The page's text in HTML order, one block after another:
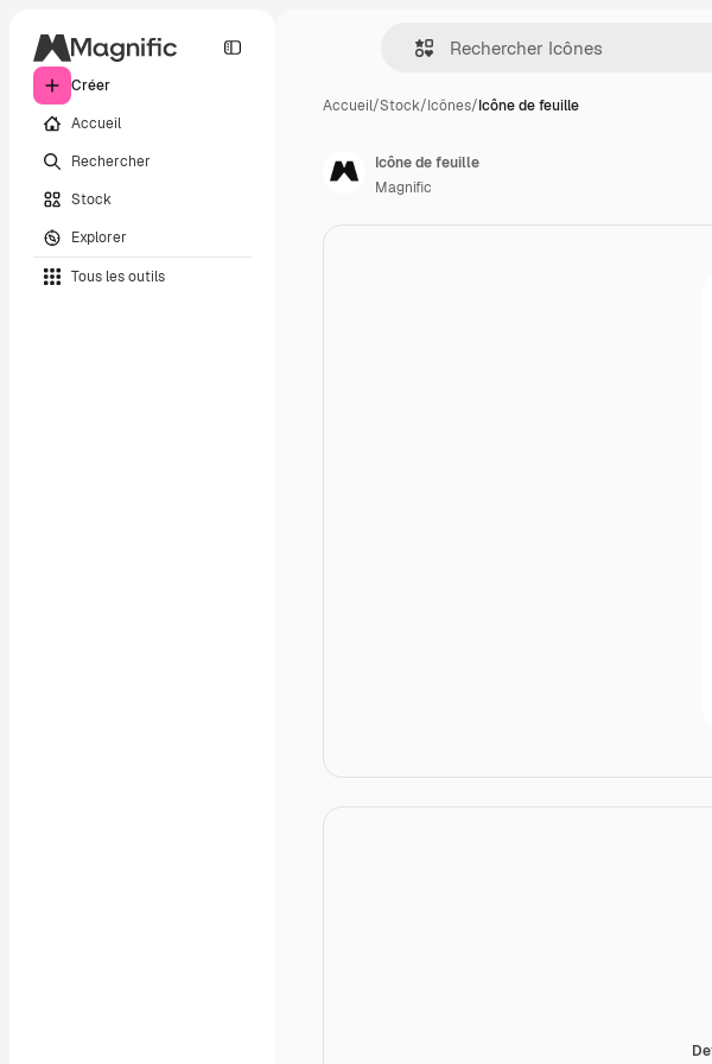
Créer
Accueil
Rechercher
Stock
Explorer
Tous les outils
Accueil/Stock/Icônes/Icône de feuille
Icône de feuille
Magnific